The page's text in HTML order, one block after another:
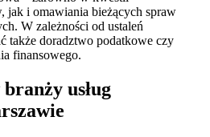
jak i omawiania bieżących spraw
W zależności od ustaleń
także doradztwo podatkowe czy
finansowego.
usług